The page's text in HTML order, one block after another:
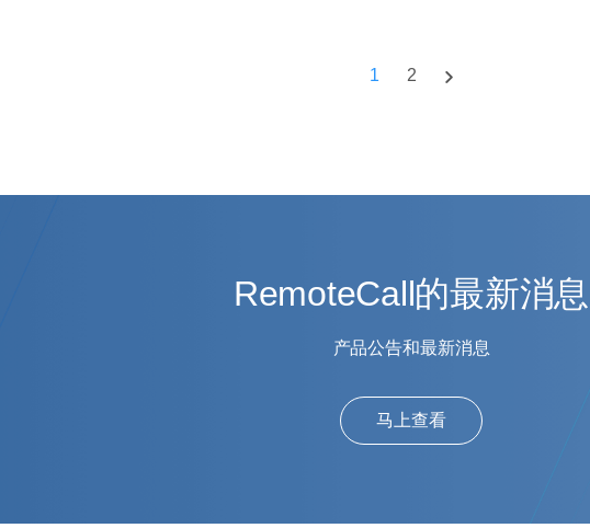
1 2
RemoteCall的最新消息
产品公告和最新消息
马上查看